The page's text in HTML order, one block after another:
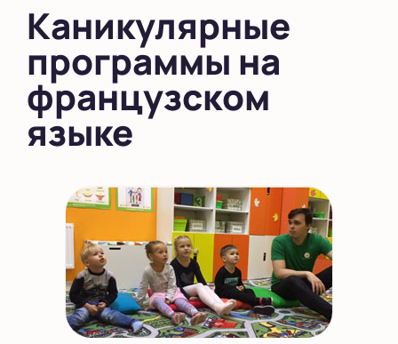
на Парнасе
в Новом Оккервиле
в Новоселье (школа)
Показать на карте
Каникулярные
программы на
французском
языке